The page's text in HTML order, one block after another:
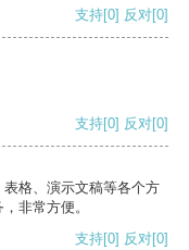
支持[0] 反对[0]
支持[0] 反对[0]
格、演示文稿等各个方
非常方便。
支持[0] 反对[0]